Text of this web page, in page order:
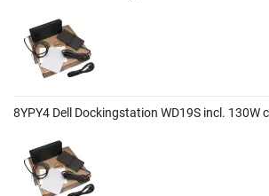
8YPY4 Dell Dockingstation WD19S incl. 130W